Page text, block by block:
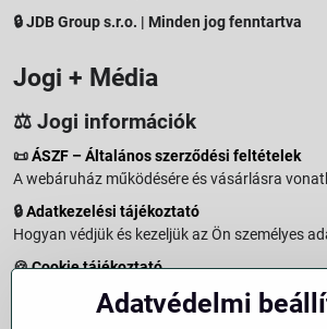
🔒 JDB Group s.r.o. | Minden jog fenntartva
Jogi + Média
⚖️ Jogi információk
📜ÁSZF – Általános szerződési feltételek
A webáruház működésére és vásárlásra
🔒Adatkezelési tájékoztató
Hogyan védjük és kezeljük az Ön személyes
🍪Cookie tájékoztató
A weboldalon használt sütikről és
Adatvédelmi